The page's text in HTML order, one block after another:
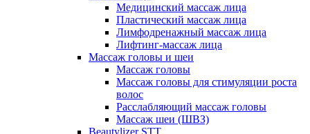
Медицинский массаж лица
Пластический массаж лица
Лимфодренажный массаж лица
Лифтинг-массаж лица
Массаж головы и шеи
Массаж головы
Массаж головы для стимуляции роста
волос
Расслабляющий массаж головы
Массаж шеи (ШВЗ)
Beautylizer STT